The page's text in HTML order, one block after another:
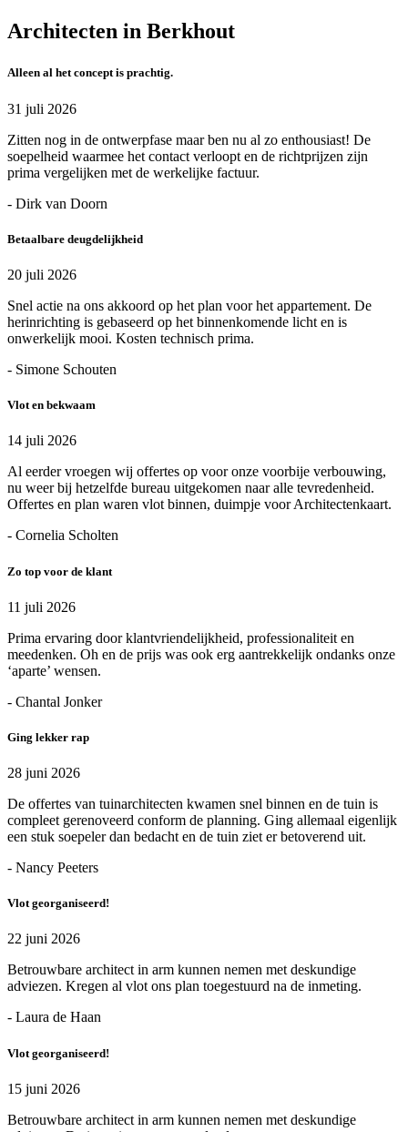
Architecten in Berkhout
Alleen al het concept is prachtig.
31 juli 2026
Zitten nog in de ontwerpfase maar ben nu al zo enthousiast! De
soepelheid waarmee het contact verloopt en de richtprijzen zijn
prima vergelijken met de werkelijke factuur.
- Dirk van Doorn
Betaalbare deugdelijkheid
20 juli 2026
Snel actie na ons akkoord op het plan voor het appartement. De
herinrichting is gebaseerd op het binnenkomende licht en is
onwerkelijk mooi. Kosten technisch prima.
- Simone Schouten
Vlot en bekwaam
14 juli 2026
Al eerder vroegen wij offertes op voor onze voorbije verbouwing,
nu weer bij hetzelfde bureau uitgekomen naar alle tevredenheid.
Offertes en plan waren vlot binnen, duimpje voor Architectenkaart.
- Cornelia Scholten
Zo top voor de klant
11 juli 2026
Prima ervaring door klantvriendelijkheid, professionaliteit en
meedenken. Oh en de prijs was ook erg aantrekkelijk ondanks onze
‘aparte’ wensen.
- Chantal Jonker
Ging lekker rap
28 juni 2026
De offertes van tuinarchitecten kwamen snel binnen en de tuin is
compleet gerenoveerd conform de planning. Ging allemaal eigenlijk
een stuk soepeler dan bedacht en de tuin ziet er betoverend uit.
- Nancy Peeters
Vlot georganiseerd!
22 juni 2026
Betrouwbare architect in arm kunnen nemen met deskundige
adviezen. Kregen al vlot ons plan toegestuurd na de inmeting.
- Laura de Haan
Vlot georganiseerd!
15 juni 2026
Betrouwbare architect in arm kunnen nemen met deskundige